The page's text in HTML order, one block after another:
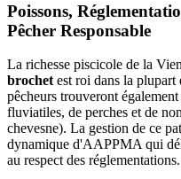
Poissons,
Pêcher Responsable
La richesse piscicole de la
brochet est roi dans la plupart
pêcheurs trouveront
fluviatiles, de perches et de
chevesne). La gestion de ce
dynamique d'AAPPMA qui
au respect des réglementations.